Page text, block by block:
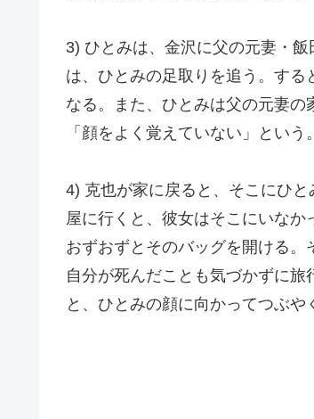
3) ひとみは、金沢に父の元妻・
は、ひとみの足取りを追う。す
なる。また、ひとみは父の元妻の
「顔をよく覚えていない」という。
4) 克也が家に戻ると、そこにひ
屋に行くと、彼女はそこにいなか
おずおずとそのバッグを開ける。
自分が死んだことも気づかずに旅
と、ひとみの顔に向かってつぶや